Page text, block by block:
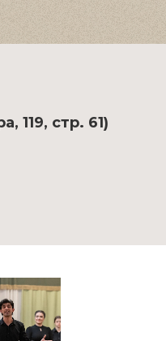
119, стр. 61)